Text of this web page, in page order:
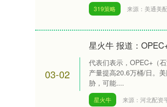
319策略 来源：美通美
03-02
星火牛 报道：
代表们表示，OPEC+（
产量提高20.6万桶/日。
胁，可能....
星火牛 来源：河北配资